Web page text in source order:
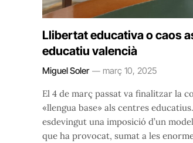
Llibertat educativa o caos
educatiu valencià
Miguel Soler març 10, 2025
El 4 de març passat va finalitzar la
«llengua base» als centres
esdevingut una imposició d’un
que ha provocat, sumat a les